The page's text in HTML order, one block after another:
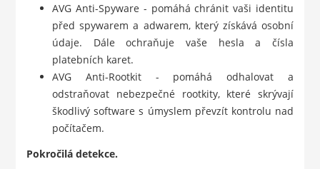
AVG Anti-Spyware - pomáhá chránit vaši identitu
před spywarem a adwarem, který získává osobní
údaje. Dále ochraňuje vaše hesla a čísla
platebních karet.
AVG Anti-Rootkit - pomáhá odhalovat a
odstraňovat nebezpečné rootkity, které skrývají
škodlivý software s úmyslem převzít kontrolu nad
počítačem.
Pokročilá detekce.